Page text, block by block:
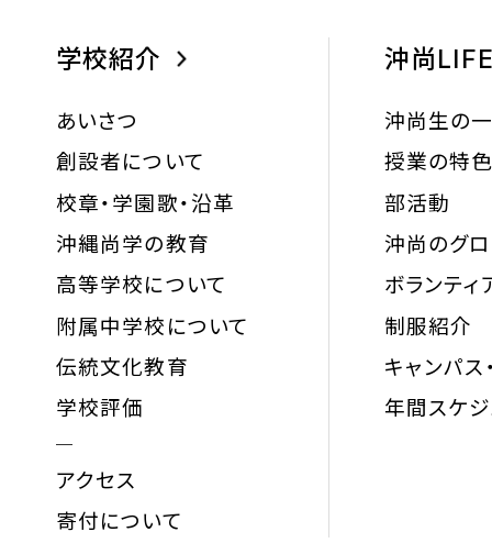
学校紹介
あいさつ
創設者について
校章・学園歌・沿革
沖縄尚学の教育
高等学校について
附属中学校について
伝統文化教育
学校評価
アクセス
寄付について
沖尚
沖尚生の
授業の特
部活動
沖尚のグ
ボランティ
制服紹介
キャンパス
年間スケ